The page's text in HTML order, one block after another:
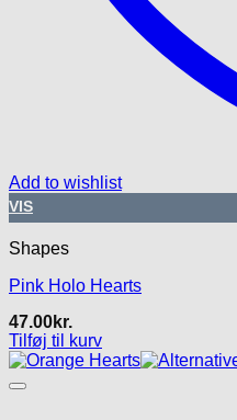
Add to wishlist
VIS
Shapes
Pink Holo Hearts
47.00kr.
Tilføj til kurv